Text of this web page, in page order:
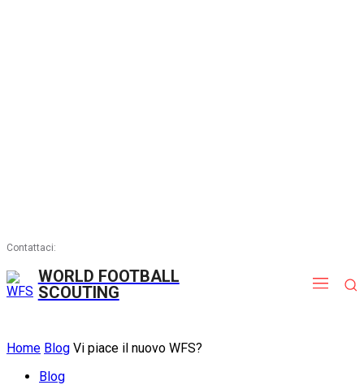
Contattaci:
WORLD FOOTBALL
SCOUTING
Home Blog Vi piace il nuovo WFS?
Blog